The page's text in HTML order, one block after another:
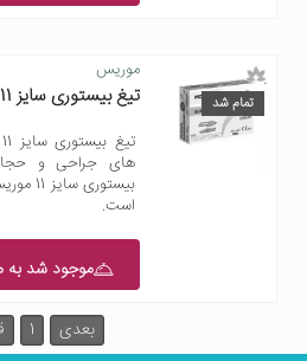
تمام شد
موریس
تیغ بیستوری سایز 11 موریس 100 عددی
های جراحی و
است.
موجود شد به
1 بعدی